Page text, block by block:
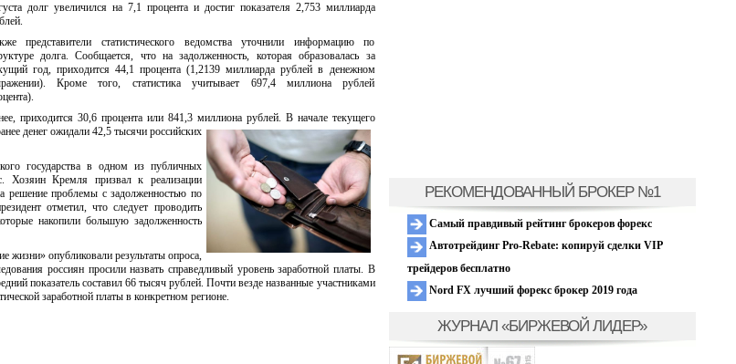
долг увеличился на 7,1 процента и достиг показателя 2,753 миллиарда
представители статистического ведомства уточнили информацию по
долга. Сообщается, что на задолженность, которая образовалась за
год, приходится 44,1 процента (1,2139 миллиарда рублей в денежном
Кроме того, статистика учитывает 697,4 миллиона рублей
приходится 30,6 процента или 841,3 миллиона рублей. В начале текущего
денег ожидали 42,5 тысячи российских
государства в одном из публичных
Хозяин Кремля призвал к реализации
решение проблемы с задолженностью по
отметил, что следует проводить
накопили большую задолженность
жизни» опубликовали результаты опроса,
россиян просили назвать справедливый уровень заработной платы. В
показатель составил 66 тысяч рублей. Почти везде названные участниками
заработной платы в конкретном регионе.
РЕКОМЕНДОВАННЫЙ БРОКЕР №1
Самый правдивый рейтинг брокеров форекс
Автотрейдинг Pro-Rebate: копируй сделки VIP
трейдеров бесплатно
Nord FX лучший форекс брокер 2019 года
ЖУРНАЛ «БИРЖЕВОЙ ЛИДЕР»